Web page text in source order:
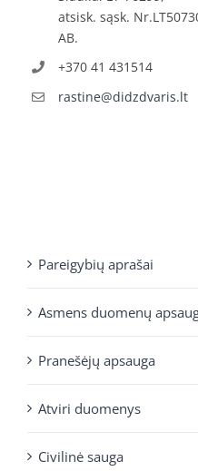
atsisk. sąsk.
AB.
+370 41 431514
rastine@didzdvaris.lt
Pareigybių aprašai
Asmens duomenų
Pranešėjų apsauga
Atviri duomenys
Civilinė sauga